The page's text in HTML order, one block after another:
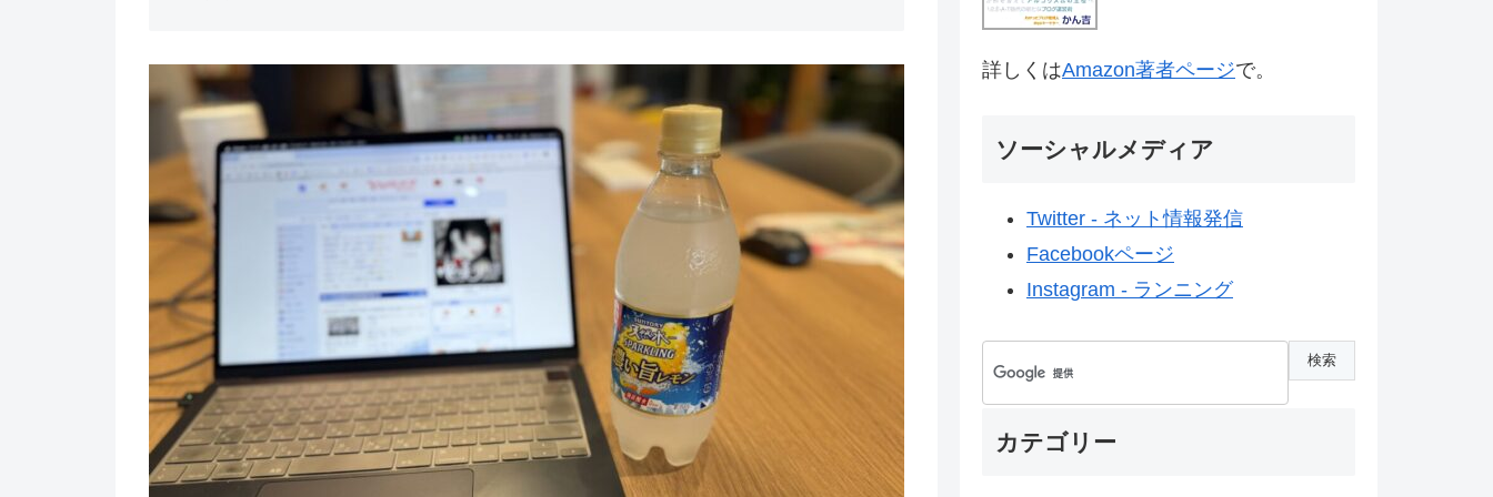
詳しくはAmazon著者ページで。
ソーシャルメディア
Twitter - ネット情報発信
Facebookページ
Instagram - ランニング
カテゴリー